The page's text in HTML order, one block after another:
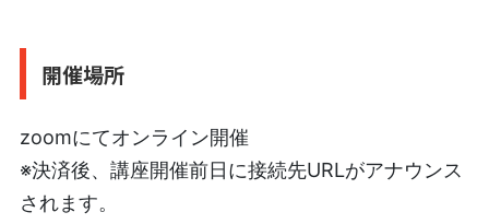
開催場所
zoomにてオンライン開催
※決済後、講座開催前日に接続先URLがアナウンス
されます。